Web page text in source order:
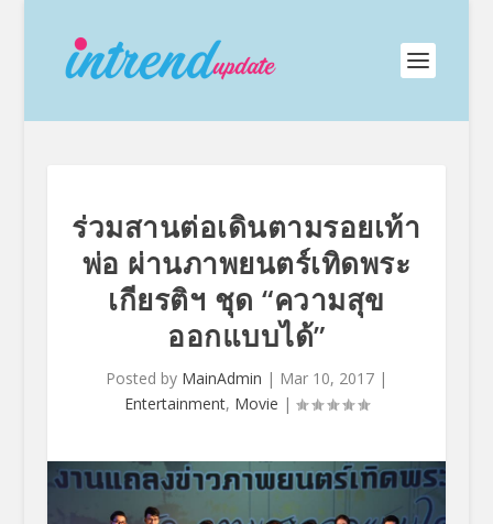
ร่วมสานต่อเดินตามรอยเท้า
พ่อ ผ่านภาพยนตร์เทิดพระ
เกียรติฯ ชุด “ความสุข
ออกแบบได้”
Posted by MainAdmin | Mar 10, 2017|
Entertainment, Movie |